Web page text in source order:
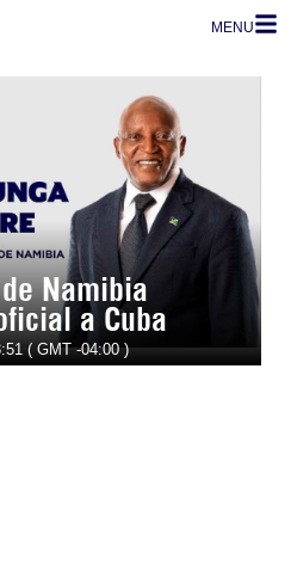
MENU
Namibia
a Cuba
( GMT -04:00 )